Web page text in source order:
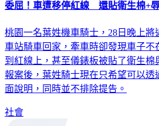
委屈！車遭移停紅線 還貼衛生棉+
桃園一名葉姓機車騎士，28日晚上將
車站騎車回家，牽車時卻發現車子不
到紅線上，甚至儀錶板被貼了衛生棉
報案後，葉姓騎士現在只希望可以透
面說明，同時並不排除提告。
社會